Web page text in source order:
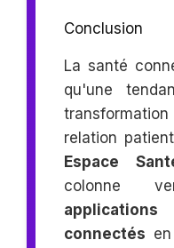
Conclusion
La santé
qu'une
relation
Espace
colonne
connectés